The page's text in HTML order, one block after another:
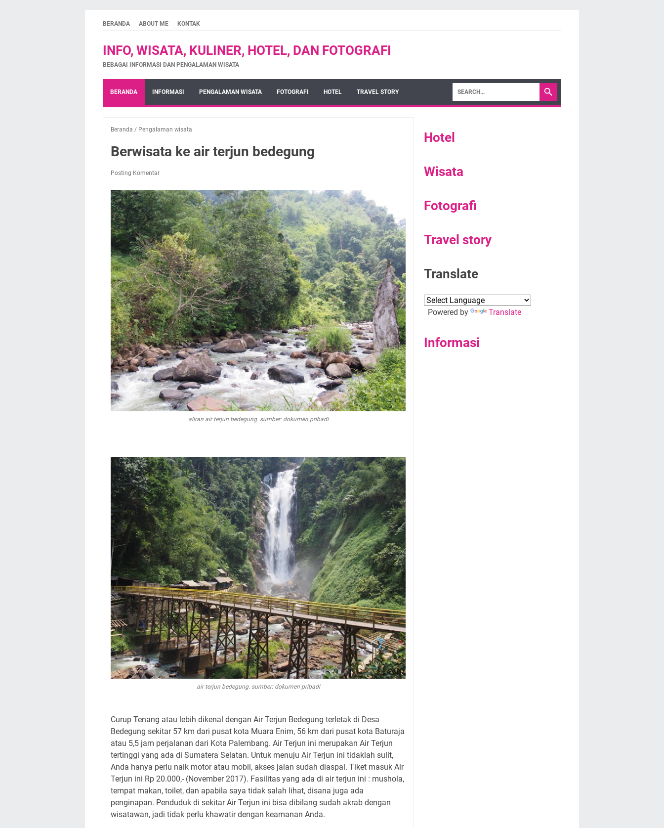
BERANDA ABOUT ME KONTAK
INFO, WISATA, KULINER, HOTEL, DAN FOTOGRAFI
BEBAGAI INFORMASI DAN PENGALAMAN WISATA
BERANDA INFORMASI PENGALAMAN WISATA FOTOGRAFI HOTEL TRAVEL STORY
Beranda / Pengalaman wisata
Berwisata ke air terjun bedegung
Posting Komentar
aliran air terjun bedegung. sumber: dokumen pribadi
air terjun bedegung. sumber: dokumen pribadi
Curup Tenang atau lebih dikenal dengan Air Terjun Bedegung terletak di Desa
Bedegung sekitar 57 km dari pusat kota Muara Enim, 56 km dari pusat kota Baturaja
atau 5,5 jam perjalanan dari Kota Palembang. Air Terjun ini merupakan Air Terjun
tertinggi yang ada di Sumatera Selatan. Untuk menuju Air Terjun ini tidaklah sulit,
Anda hanya perlu naik motor atau mobil, akses jalan sudah diaspal. Tiket masuk Air
Terjun ini Rp 20.000,- (November 2017). Fasilitas yang ada di air terjun ini : mushola,
tempat makan, toilet, dan apabila saya tidak salah lihat, disana juga ada
penginapan. Penduduk di sekitar Air Terjun ini bisa dibilang sudah akrab dengan
wisatawan, jadi tidak perlu khawatir dengan keamanan Anda.
Hotel
Wisata
Fotografi
Travel story
Translate
Powered by Translate
Informasi